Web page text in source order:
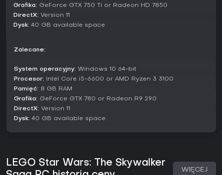
Ulepszanie umiejętności za zebrane Kyber Bricks
Pilotowanie pojazdów w kosmosie i na lądzie
Według opinii graczy LEGO Star Wars: The Skywalker Saga
ma na Steamie ocenę Very Positive z 89% pozytywnych
recenzji spośród ponad 37 000 (stan na 2026 rok) oraz 82
punkty na OpenCritic. Ostatnie recenzje trzymają poziom
85% pozytywów. Tytuł idealnie pasuje do fanów
casualowych action-adventure z humorem i elementami
wolisz relaksującą zabawę zamiast hardcore'owych
wyzwań, to świetny wybór na solo czy co-op, choć poziomy
Grafika: GeForce GTX 750 Ti or Radeon HD 7850
DirectX: Version 11
Dysk: 40 GB available space
Zalecane:
System operacyjny: Windows 10 64-bit
Procesor: Intel Core i5-6600 or AMD Ryzen 3 3100
Pamięć: 8 GB RAM
Grafika: GeForce GTX 780 or Radeon R9 290
DirectX: Version 11
Dysk: 40 GB available space
LEGO Star Wars: The Skywalker
WIĘCEJ